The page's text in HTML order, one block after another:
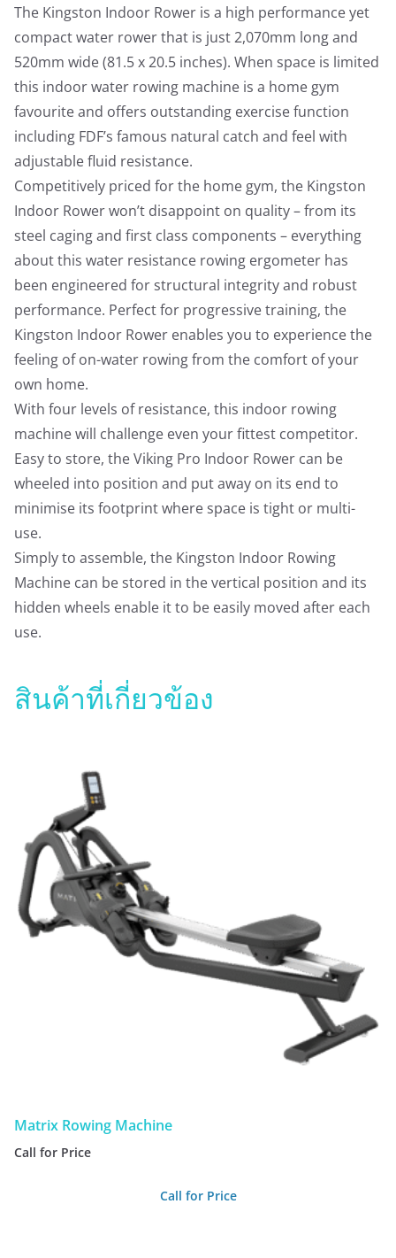
The Kingston Indoor Rower is a high performance yet
compact water rower that is just 2,070mm long and
520mm wide (81.5 x 20.5 inches). When space is limited
this indoor water rowing machine is a home gym
favourite and offers outstanding exercise function
including FDF’s famous natural catch and feel with
adjustable fluid resistance.
Competitively priced for the home gym, the Kingston
Indoor Rower won’t disappoint on quality – from its
steel caging and first class components – everything
about this water resistance rowing ergometer has
been engineered for structural integrity and robust
performance. Perfect for progressive training, the
Kingston Indoor Rower enables you to experience the
feeling of on-water rowing from the comfort of your
own home.
With four levels of resistance, this indoor rowing
machine will challenge even your fittest competitor.
Easy to store, the Viking Pro Indoor Rower can be
wheeled into position and put away on its end to
minimise its footprint where space is tight or multi-
use.
Simply to assemble, the Kingston Indoor Rowing
Machine can be stored in the vertical position and its
hidden wheels enable it to be easily moved after each
use.
สินค้าที่เกี่ยวข้อง
Matrix Rowing Machine
Call for Price
Call for Price